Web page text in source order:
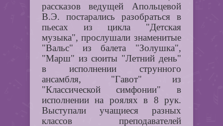
рассказов ведущей Апольцевой
В.Э. постарались разобраться в
пьесах из цикла "Детская
музыка", прослушали знаменитые
"Вальс" из балета "Золушка",
"Марш" из сюиты "Летний день"
в исполнении струнного
ансамбля, "Гавот" из
"Классической симфонии" в
исполнении на роялях в 8 рук.
Выступали учащиеся разных
классов преподавателей